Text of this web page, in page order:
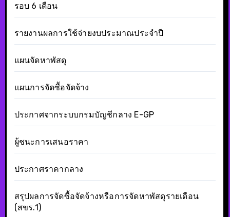
รอบ 6 เดือน
รายงานผลการใช้จ่ายงบประมาณประจำปี
แผนจัดหาพัสดุ
แผนการจัดซื้อจัดจ้าง
ประกาศจากระบบกรมบัญชีกลาง E-GP
ผู้ชนะการเสนอราคา
ประกาศราคากลาง
สรุปผลการจัดซื้อจัดจ้างหรือการจัดหาพัสดุรายเดือน
(สขร.1)